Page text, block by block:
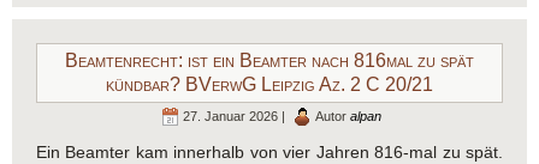
Beamtenrecht: ist ein Beamter nach 816mal zu spät
kündbar? BVerwG Leipzig Az. 2 C 20/21
27. Januar 2026 | Autor alpan
Ein Beamter kam innerhalb von vier Jahren 816-mal zu spät.